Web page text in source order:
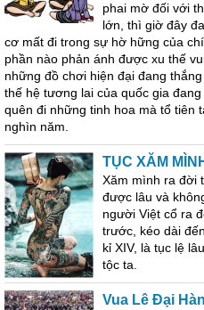
phai mờ đối với
lớn, thì giờ đây
cơ mất đi trong sự hờ hững của
phần nào phản ánh được xu thế
những đồ chơi hiện đại đang
thế hệ tương lai của quốc gia
quên đi những tinh hoa mà tổ tiên
nghìn năm.
TỤC XĂM
Xăm mình ra đời
được lâu và
người Việt cổ ra
trước, kéo dài
kỉ XIV, là tục lệ
tộc ta.
Vua Lê Đại